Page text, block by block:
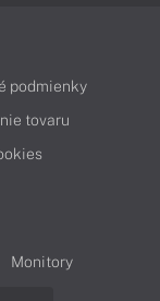
podmienky
tovaru
Monitory